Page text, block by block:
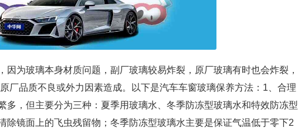
因为玻璃本身材质问题，副厂玻璃较易炸裂，原厂玻璃有时也会炸裂，
厂品质不良或外力因素造成。以下是汽车车窗玻璃保养方法：1、合理
多，但主要分为三种：夏季用玻璃水、冬季防冻型玻璃水和特效防冻型
除镜面上的飞虫残留物；冬季防冻型玻璃水主要是保证气温低于零下2